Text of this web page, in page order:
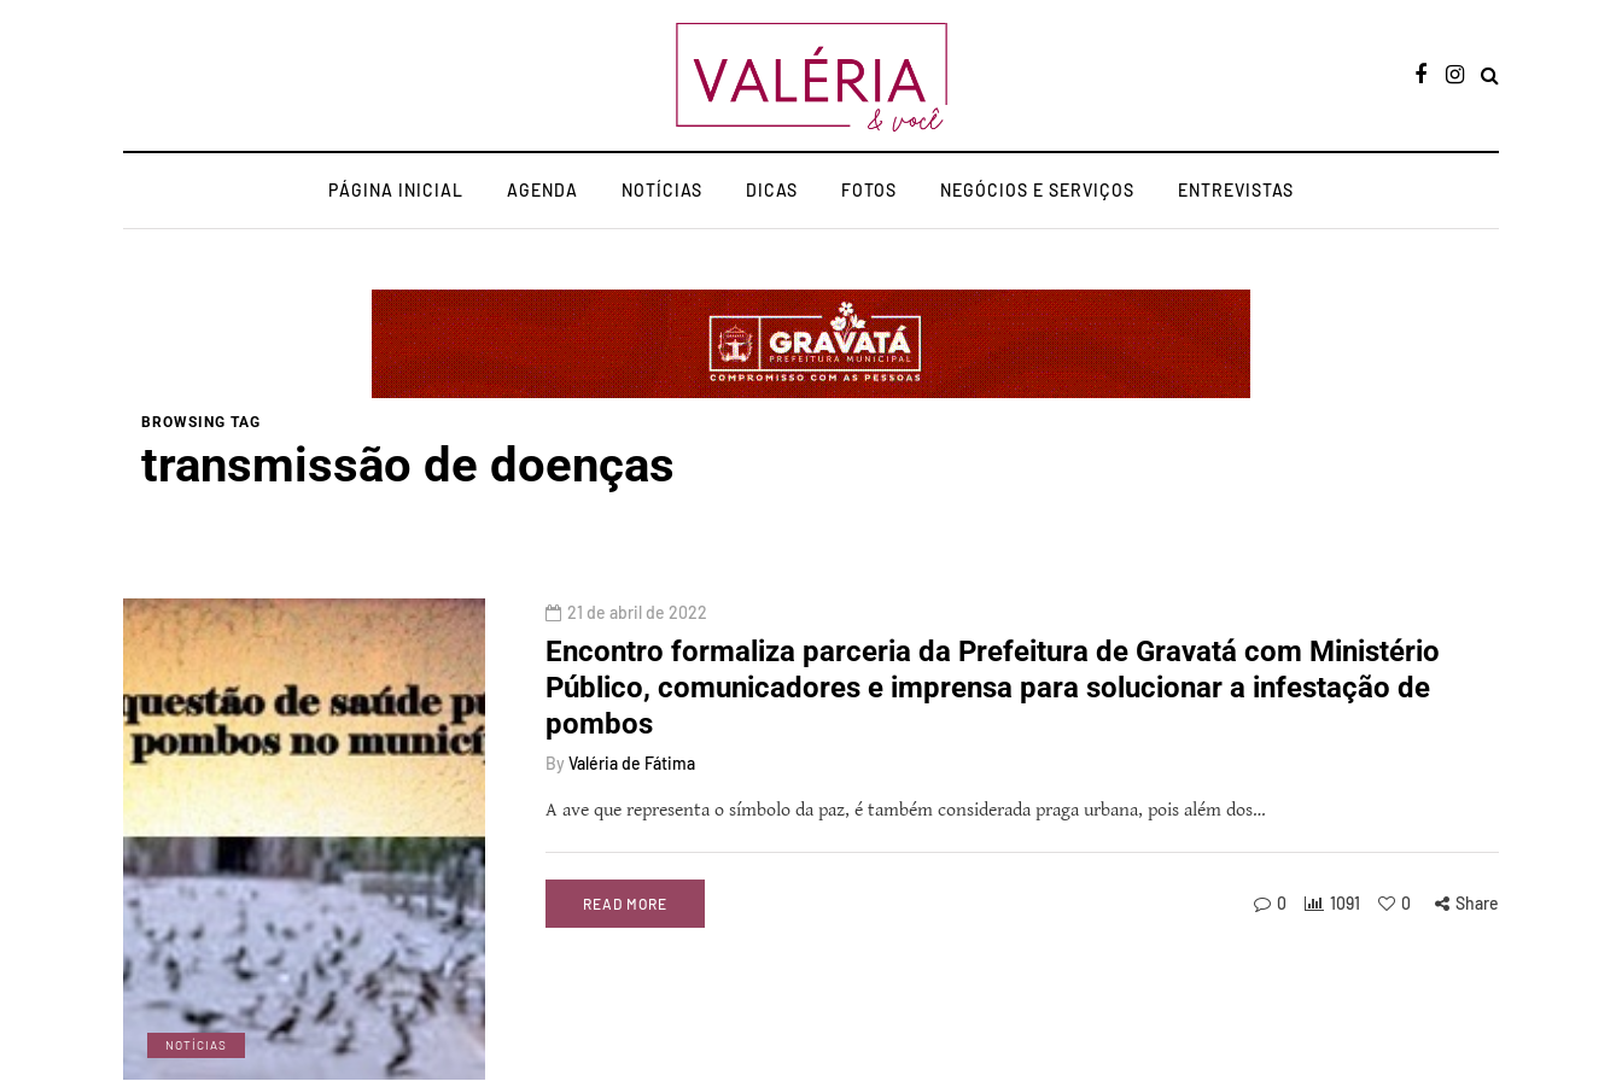
PÁGINA INICIAL AGENDA NOTÍCIAS DICAS FOTOS NEGÓCIOS E SERVIÇOS ENTREVISTAS
BROWSING TAG
transmissão de doenças
NOTÍCIAS
21 de abril de 2022
Encontro formaliza parceria da Prefeitura de Gravatá com Ministério
Público, comunicadores e imprensa para solucionar a infestação de
pombos
By Valéria de Fátima
A ave que representa o símbolo da paz, é também considerada praga urbana, pois além dos…
READ MORE 0 1091 0 Share